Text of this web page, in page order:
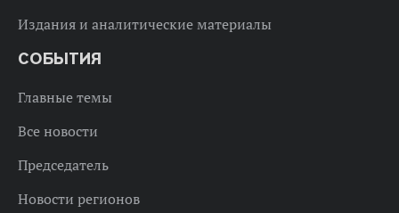
Издания и аналитические материалы
СОБЫТИЯ
Главные темы
Все новости
Председатель
Новости регионов